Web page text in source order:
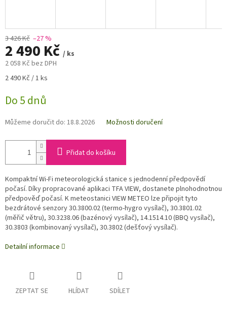
3 426 Kč –27 %
2 490 Kč / ks
2 058 Kč bez DPH
Měrná
2 490 Kč / 1 ks
Do 5 dnů
Můžeme doručit do: 18.8.2026 Možnosti doručení
Přidat do košíku
Kompaktní Wi-Fi meteorologická stanice s jednodenní předpovědí
počasí. Díky propracované aplikaci TFA VIEW, dostanete plnohodnotnou
předpověď počasí. K meteostanici VIEW METEO lze připojit tyto
bezdrátové senzory 30.3800.02 (termo-hygro vysílač), 30.3801.02
(měřič větru), 30.3238.06 (bazénový vysílač), 14.1514.10 (BBQ vysílač),
30.3803 (kombinovaný vysílač), 30.3802 (dešťový vysílač).
Detailní informace
ZEPTAT SE HLÍDAT SDÍLET